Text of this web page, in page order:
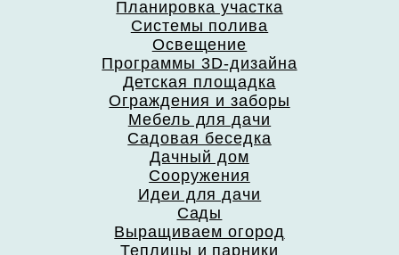
Планировка участка
Системы полива
Освещение
Программы 3D-дизайна
Детская площадка
Ограждения и заборы
Мебель для дачи
Садовая беседка
Дачный дом
Сооружения
Идеи для дачи
Сады
Выращиваем огород
Теплицы и парники